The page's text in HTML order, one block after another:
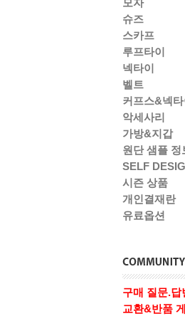
모자
슈즈
스카프
루프타이
넥타이
벨트
커프스&넥타
악세사리
가방&지갑
원단 샘플 정
SELF
시즌 상품
개인결재란
유료옵션
구매 질문.
교환&반품